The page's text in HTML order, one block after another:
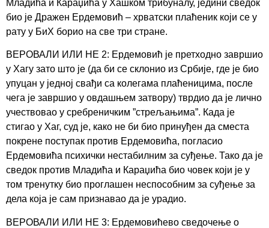
Младића и Караџића у Хашком трибуналу, једини сведок
био је Дражен Ердемовић – хрватски плаћеник који се у
рату у БиХ борио на све три стране.
ВЕРОВАЛИ ИЛИ НЕ 2: Ердемовић је претходно завршио
у Хагу зато што је (да би се склонио из Србије, где је био
упуцан у једној свађи са колегама плаћеницима, после
чега је завршио у овдашњем затвору) тврдио да је лично
учествовао у сребреничким ”стрељањима”. Када је
стигао у Хаг, суд је, како не би био принуђен да сместа
покрене поступак против Ердемовића, погласио
Ердемовића психички нестабилним за суђење. Тако да је
сведок против Младића и Караџића био човек који је у
том тренутку био проглашен неспособним за суђење за
дела која је сам признавао да је урадио.
ВЕРОВАЛИ ИЛИ НЕ 3: Ердемовићево сведочење о